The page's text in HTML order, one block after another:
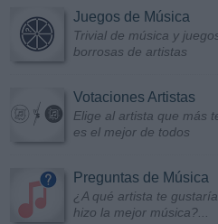
Juegos de Música
Trivial de música y
borrosas de artistas
Votaciones Artistas
Elige al artista que más
es el mejor de todos
Preguntas de Música
¿A qué artista te
hizo la mejor música?...